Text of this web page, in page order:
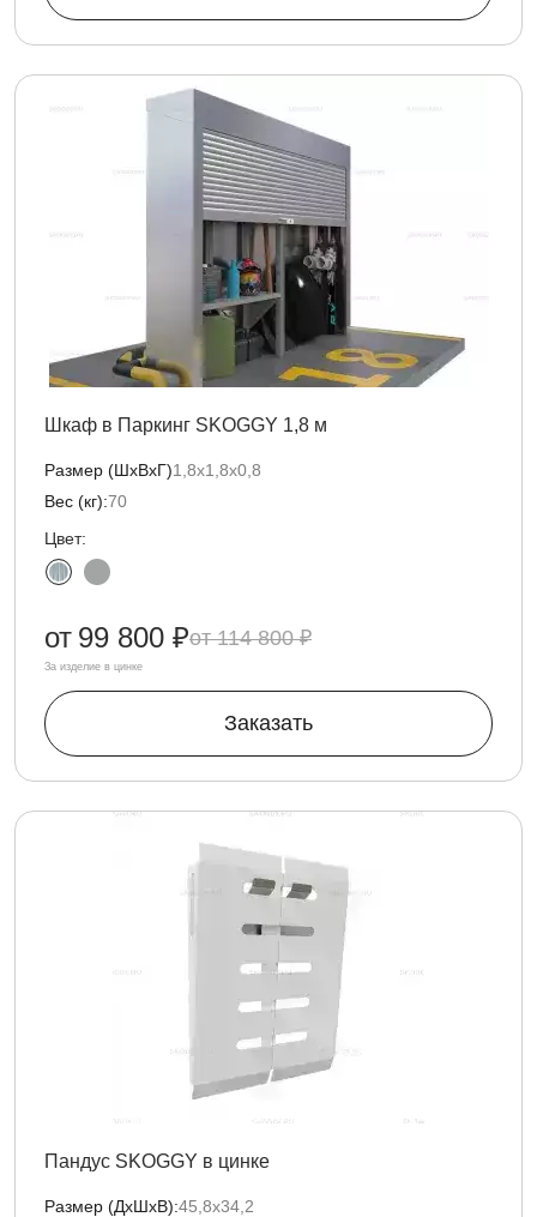
Шкаф в Паркинг SKOGGY 1,8 м
Размер (ШхВхГ)1,8х1,8х0,8
Вес (кг):70
Цвет:
114 800 ₽
от 99 800 ₽
За изделие в цинке
Заказать
Пандус SKOGGY в цинке
Размер (ДxШxВ):45,8х34,2